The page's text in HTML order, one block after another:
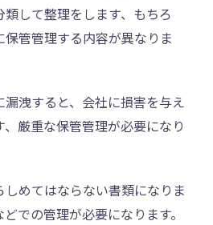
して整理をします、もちろ
管管理する内容が異なりま
漏洩すると、会社に損害を与え
厳重な保管管理が必要になり
しめてはならない書類になりま
での管理が必要になります。